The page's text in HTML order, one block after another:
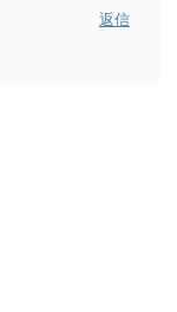
返信